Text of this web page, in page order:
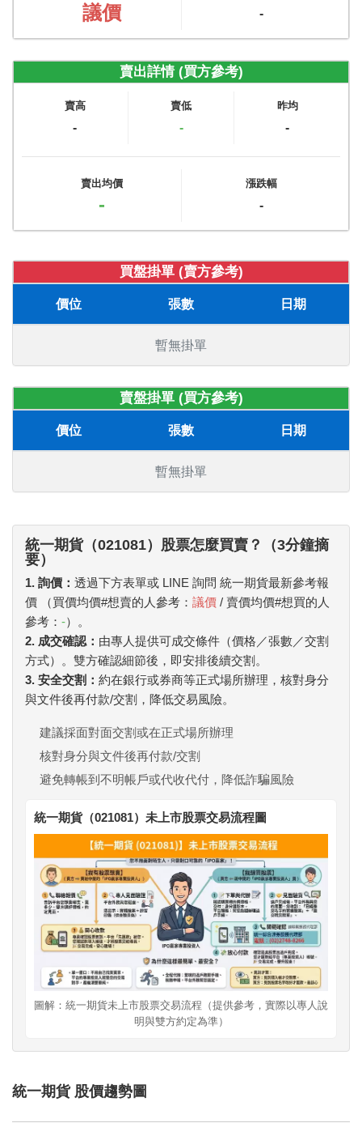
議價 -
賣出詳情 (買方參考)
賣高
-
賣低
-
昨均
-
賣出均價
-
漲跌幅
-
買盤掛單 (賣方參考)
價位 張數 日期
暫無掛單
賣盤掛單 (買方參考)
價位 張數 日期
暫無掛單
統一期貨（021081）股票怎麼買賣？（3分鐘摘
要）
1. 詢價： 透過下方表單或 LINE 詢問 統一期貨最新參考報
價 （買價均價#想賣的人參考： 議價 / 賣價均價#想買的人
參考： -）。
2. 成交確認： 由專人提供可成交條件（價格／張數／交割
方式）。雙方確認細節後，即安排後續交割。
3. 安全交割： 約在銀行或券商等正式場所辦理，核對身分
與文件後再付款/交割，降低交易風險。
建議採面對面交割或在正式場所辦理
核對身分與文件後再付款/交割
避免轉帳到不明帳戶或代收代付，降低詐騙風險
統一期貨（021081）未上市股票交易流程圖
圖解：統一期貨未上市股票交易流程（提供參考，實際以專人說
明與雙方約定為準）
統一期貨 股價趨勢圖